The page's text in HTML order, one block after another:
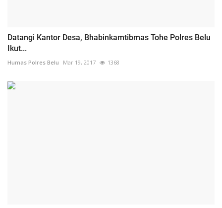
Datangi Kantor Desa, Bhabinkamtibmas Tohe Polres Belu
Ikut...
Humas Polres Belu Mar 19, 2017 1368